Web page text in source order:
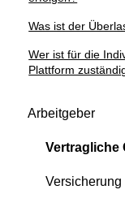
Was ist der
Wer ist für die
Plattform
Arbeitgeber
Vertragliche